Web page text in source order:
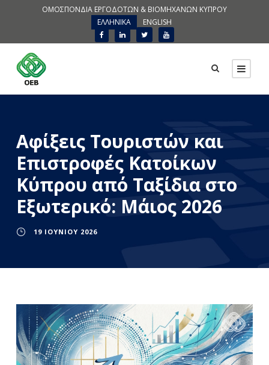
ΟΜΟΣΠΟΝΔΙΑ ΕΡΓΟΔΟΤΩΝ & ΒΙΟΜΗΧΑΝΩΝ ΚΥΠΡΟΥ
ΕΛΛΗΝΙΚΑ
ENGLISH
Αφίξεις Τουριστών και
Επιστροφές Κατοίκων
Κύπρου από Ταξίδια στο
Εξωτερικό: Μάιος 2026
19 ΙΟΥΝΊΟΥ 2026